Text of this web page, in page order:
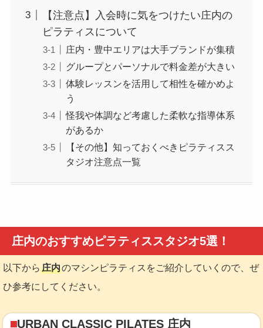
【注意点】入会時に気をつけたい庄内の
ピラティスについて
庄内・豊中エリアは大手ブランドが集積
グループとパーソナルで料金差が大きい
体験レッスンを活用して相性を確かめよ
う
怪我や体調など考慮した柔軟な指導体系
があるか
【その他】知っておくべきピラティスス
タジオ注意点一覧
庄内のおすすめピラティススタジオ5選！
以下から 庄内のマシンピラティスをご紹介していくので、ぜ
ひ参考にしてください。
URBAN CLASSIC PILATES 庄内